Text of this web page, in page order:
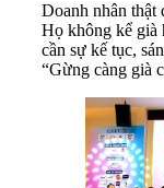
Doanh nhân thật
Họ không kể già
cần sự kế tục,
“Gừng càng già